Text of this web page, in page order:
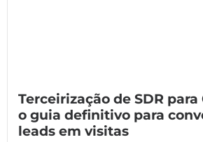
Terceirização de SDR
o guia definitivo para
leads em visitas